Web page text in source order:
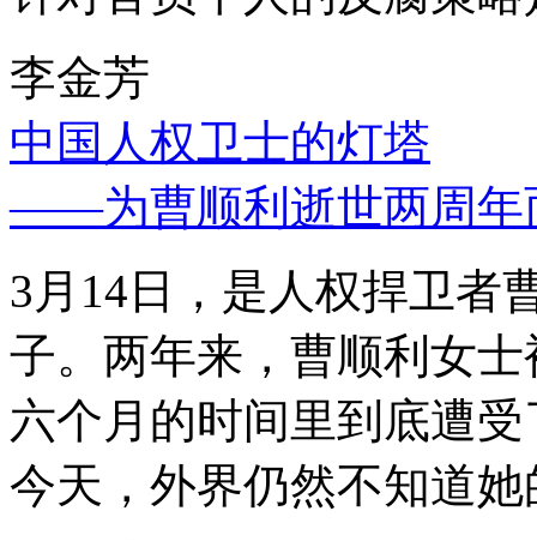
李金芳
中国人权卫士的灯塔
——为曹顺利逝世两周年
3月14日，是人权捍卫者
子。两年来，曹顺利女
六个月的时间里到底遭
今天，外界仍然不知道